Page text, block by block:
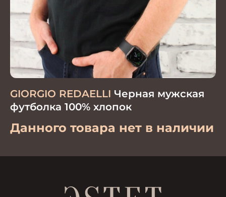
GIORGIO REDAELLI Черная мужская
футболка 100% хлопок
Данного товара нет в наличии